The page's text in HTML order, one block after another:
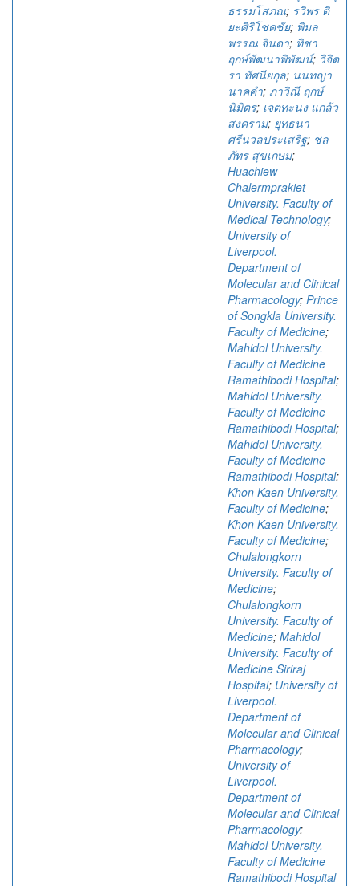
ธรรมโสภณ; รวิพร ติ
ยะศิริโชคชัย; พิมล
พรรณ จินดา; ทิชา
ฤกษ์พัฒนาพิพัฒน์; วิจิต
รา ทัศนียกุล; นนทญา
นาคคำ; ภาวิณี ฤกษ์
นิมิตร; เจตทะนง แกล้ว
สงคราม; ยุทธนา
ศรีนวลประเสริฐ; ชล
ภัทร สุขเกษม;
Huachiew
Chalermprakiet
University. Faculty of
Medical Technology;
University of
Liverpool.
Department of
Molecular and Clinical
Pharmacology; Prince
of Songkla University.
Faculty of Medicine;
Mahidol University.
Faculty of Medicine
Ramathibodi Hospital;
Mahidol University.
Faculty of Medicine
Ramathibodi Hospital;
Mahidol University.
Faculty of Medicine
Ramathibodi Hospital;
Khon Kaen University.
Faculty of Medicine;
Khon Kaen University.
Faculty of Medicine;
Chulalongkorn
University. Faculty of
Medicine;
Chulalongkorn
University. Faculty of
Medicine; Mahidol
University. Faculty of
Medicine Siriraj
Hospital; University of
Liverpool.
Department of
Molecular and Clinical
Pharmacology;
University of
Liverpool.
Department of
Molecular and Clinical
Pharmacology;
Mahidol University.
Faculty of Medicine
Ramathibodi Hospital